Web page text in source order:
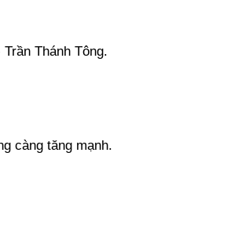
Thánh Tông.
càng tăng mạnh.